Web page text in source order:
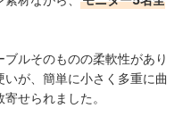
ブルそのものの柔軟性があり
が、簡単に小さく多重に曲
せられました。